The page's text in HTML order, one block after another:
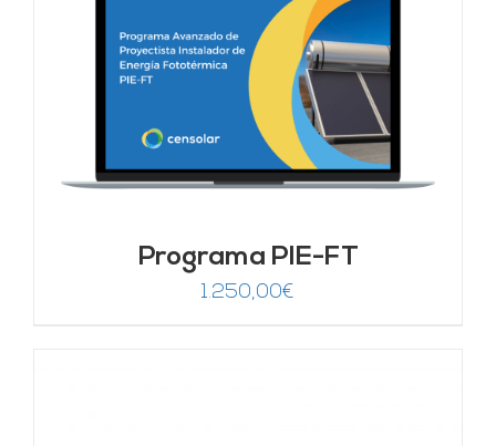
Programa PIE-FT
1.250,00€